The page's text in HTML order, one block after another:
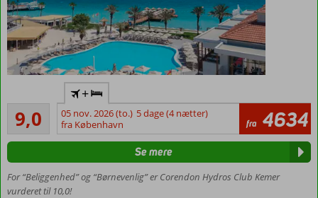
Moderne
familiehotel
Pool med
vandrutsjebaner
Gåafstand
til
centrum
af Kemer
9,0Fremragende
3
anmeldelser
+
05 nov. 2026 (to.) 5 dage (4 nætter)
fra København
fra 4634
For “Beliggenhed” og “Børnevenlig” er Corendon Hydros Club Kemer
vurderet til 10,0!
Se mere